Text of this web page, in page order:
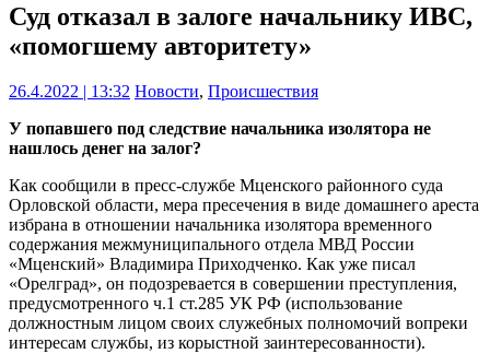
Суд отказал в залоге начальнику ИВС,
«помогшему авторитету»
26.4.2022 | 13:32 Новости, Происшествия
У попавшего под следствие начальника изолятора не
нашлось денег на залог?
Как сообщили в пресс-службе Мценского районного суда
Орловской области, мера пресечения в виде домашнего ареста
избрана в отношении начальника изолятора временного
содержания межмуниципального отдела МВД России
«Мценский» Владимира Приходченко. Как уже писал
«Орелград», он подозревается в совершении преступления,
предусмотренного ч.1 ст.285 УК РФ (использование
должностным лицом своих служебных полномочий вопреки
интересам службы, из корыстной заинтересованности).